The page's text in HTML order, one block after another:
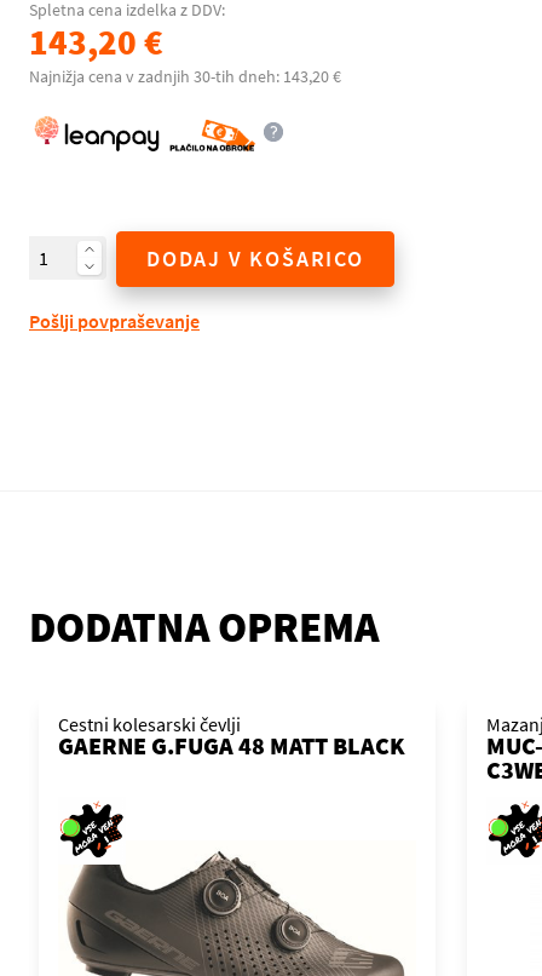
Spletna cena izdelka z DDV:
143,20 €
Najnižja cena v zadnjih 30-tih dneh: 143,20 €
DODAJ V KOŠARICO
Pošlji povpraševanje
DODATNA OPREMA
Cestni kolesarski čevlji
GAERNE G.FUGA 48 MATT BLACK